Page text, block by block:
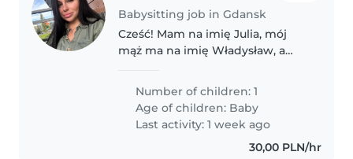
Babysitting job in Gdansk
Cześć! Mam na imię Julia, mój
mąż ma na imię Władysław, a
miesięcy. Szukamy osoby, która
zaopiekuje się naszą córeczką i
stanie się dla niej nie tylko
opiekunką,..
Number of children: 1
Age of children: Baby
Last activity: 1 week ago
30,00 PLN/hr